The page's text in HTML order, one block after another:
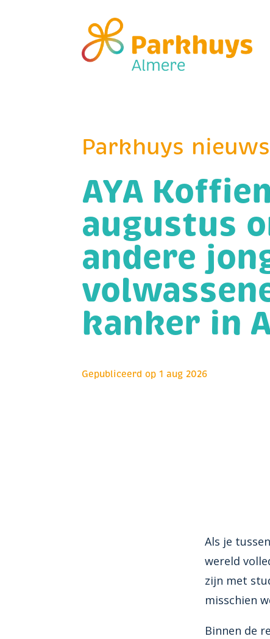
Parkhuys nieuws
AYA
augustus
andere
kanker in
Gepubliceerd op1 aug 2026
Als je
wereld
zijn met
misschien
Binnen de